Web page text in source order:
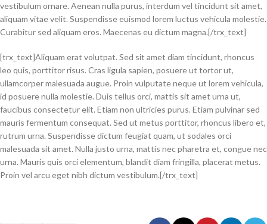
vestibulum ornare. Aenean nulla purus, interdum vel tincidunt sit amet,
aliquam vitae velit. Suspendisse euismod lorem luctus vehicula molestie.
Curabitur sed aliquam eros. Maecenas eu dictum magna.[/trx_text]
[trx_text]Aliquam erat volutpat. Sed sit amet diam tincidunt, rhoncus
leo quis, porttitor risus. Cras ligula sapien, posuere ut tortor ut,
ullamcorper malesuada augue. Proin vulputate neque ut lorem vehicula,
id posuere nulla molestie. Duis tellus orci, mattis sit amet urna ut,
faucibus consectetur elit. Etiam non ultricies purus. Etiam pulvinar sed
mauris fermentum consequat. Sed ut metus porttitor, rhoncus libero et,
rutrum urna. Suspendisse dictum feugiat quam, ut sodales orci
malesuada sit amet. Nulla justo urna, mattis nec pharetra et, congue nec
urna. Mauris quis orci elementum, blandit diam fringilla, placerat metus.
Proin vel arcu eget nibh dictum vestibulum.[/trx_text]